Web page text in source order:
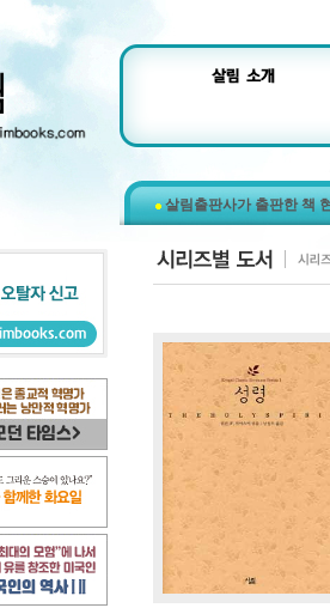
살림출판사가 출판한 책